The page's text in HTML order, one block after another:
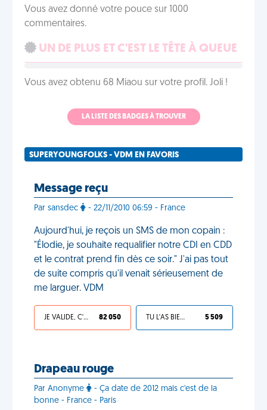
Vous avez donné votre pouce sur 1000
commentaires.
UN DE PLUS ET C'EST LE TÊTE À QUEUE
Vous avez obtenu 68 Miaou sur votre profil. Joli !
LA LISTE DES BADGES À TROUVER
SUPERYOUNGFOLKS - VDM EN FAVORIS
Message reçu
Par sansdec - 22/11/2010 06:59 - France
Aujourd'hui, je reçois un SMS de mon copain :
"Élodie, je souhaite requalifier notre CDI en CDD
et le contrat prend fin dès ce soir." J'ai pas tout
de suite compris qu'il venait sérieusement de
me larguer. VDM
JE VALIDE, C'EST UNE VDM 82 050 TU L'AS BIEN MÉRITÉ 5 509
Drapeau rouge
Par Anonyme
- Ça date de 2012 mais c'est de la
bonne - France - Paris